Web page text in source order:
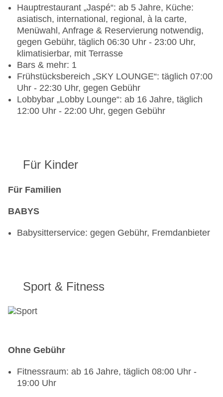
Hauptrestaurant „Jaspé“: ab 5 Jahre, Küche:
asiatisch, international, regional, à la carte,
Menüwahl, Anfrage & Reservierung notwendig,
gegen Gebühr, täglich 06:30 Uhr - 23:00 Uhr,
klimatisierbar, mit Terrasse
Bars & mehr: 1
Frühstücksbereich „SKY LOUNGE“: täglich 07:00
Uhr - 22:30 Uhr, gegen Gebühr
Lobbybar „Lobby Lounge“: ab 16 Jahre, täglich
12:00 Uhr - 22:00 Uhr, gegen Gebühr
Für Kinder
Für Familien
BABYS
Babysitterservice: gegen Gebühr, Fremdanbieter
Sport & Fitness
Ohne Gebühr
Fitnessraum: ab 16 Jahre, täglich 08:00 Uhr -
19:00 Uhr